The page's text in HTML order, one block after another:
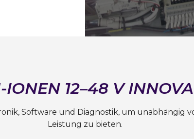
IONEN 12–48 V
Software und Diagnostik, um unabhängig
Leistung zu bieten.